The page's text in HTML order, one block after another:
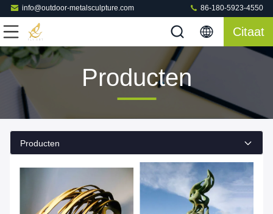
info@outdoor-metalsculpture.com 86-180-5923-4550
Citaat
Producten
Producten